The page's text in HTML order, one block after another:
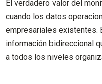
El verdadero valor del
cuando los datos
empresariales existentes.
información bidireccional
a todos los niveles